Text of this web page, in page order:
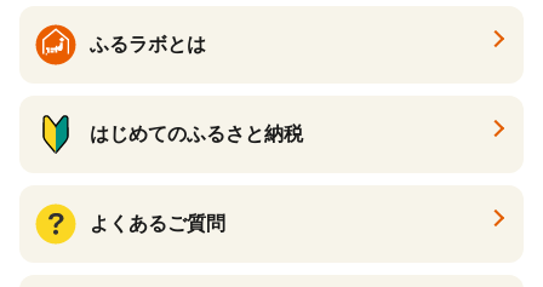
ふるラボとは
はじめてのふるさと納税
よくあるご質問